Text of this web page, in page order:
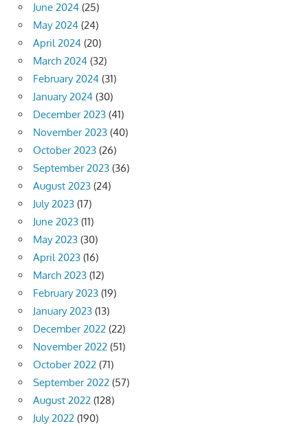
June 2024 (25)
May 2024 (24)
April 2024 (20)
March 2024 (32)
February 2024 (31)
January 2024 (30)
December 2023 (41)
November 2023 (40)
October 2023 (26)
September 2023 (36)
August 2023 (24)
July 2023 (17)
June 2023 (11)
May 2023 (30)
April 2023 (16)
March 2023 (12)
February 2023 (19)
January 2023 (13)
December 2022 (22)
November 2022 (51)
October 2022 (71)
September 2022 (57)
August 2022 (128)
July 2022 (190)